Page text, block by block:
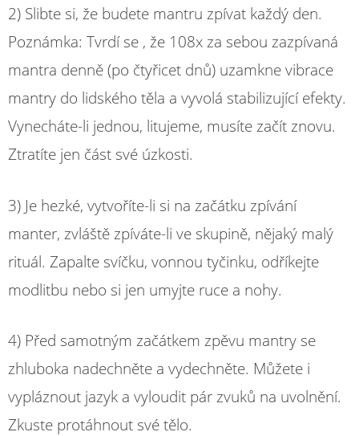
2) Slibte si, že budete mantru zpívat každý den.
Poznámka: Tvrdí se , že 108x za sebou zazpívaná
mantra denně (po čtyřicet dnů) uzamkne vibrace
mantry do lidského těla a vyvolá stabilizující efekty.
Vynecháte-li jednou, litujeme, musíte začít znovu.
Ztratíte jen část své úzkosti.
3) Je hezké, vytvoříte-li si na začátku zpívání
manter, zvláště zpíváte-li ve skupině, nějaký malý
rituál. Zapalte svíčku, vonnou tyčinku, odříkejte
modlitbu nebo si jen umyjte ruce a nohy.
4) Před samotným začátkem zpěvu mantry se
zhluboka nadechněte a vydechněte. Můžete i
vypláznout jazyk a vyloudit pár zvuků na uvolnění.
Zkuste protáhnout své tělo.